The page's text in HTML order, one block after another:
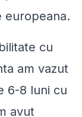
europeana.
cu
am vazut
6-8 luni cu
avut